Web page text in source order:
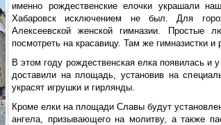
именно рождественские елочки украшали
Хабаровск исключением не был. Для
Алексеевской женской гимназии. Простые
посмотреть на красавицу. Там же гимназистки и
В этом году рождественская елка появилась и
доставили на площадь, установив на
украсят игрушки и гирлянды.
Кроме елки на площади Славы будут
ангела, призывающего на молитву, а также